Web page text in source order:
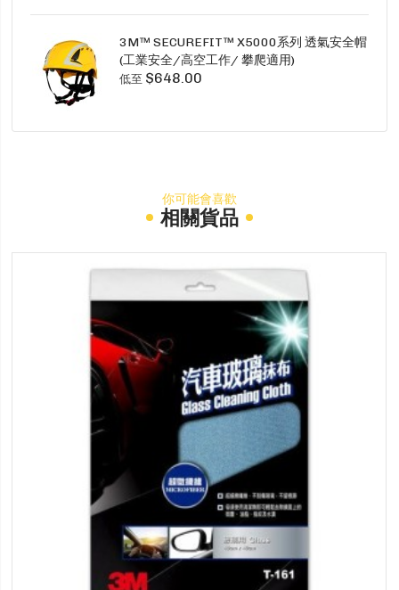
3M™ SECUREFIT™ X5000系列 透氣安全帽
(工業安全/高空工作/ 攀爬適用)
低至 $648.00
你可能會喜歡
相關貨品